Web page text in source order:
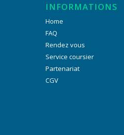
INFORMATIONS
Home
FAQ
Rendez vous
Service coursier
Partenariat
CGV